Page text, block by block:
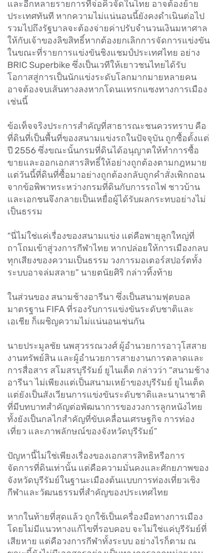
และอีกหลายรายการที่จ่อคิวจัดในไทย อาจต้องย้าย
ประเทศทันที หากความไม่แน่นอนนี้ยังคงดำเนินต่อไป
รวมไปถึงรัฐบาลจะต้องจ่ายค่าปรับจำนวนเงินมหาศาล
ให้กับเจ้าของลิขสิทธิ์หากต้องยกเลิกการจัดการแข่งขัน
ในขณะที่รายการแข่งขันชิงแชมป์ประเทศไทย อย่าง
BRIC Superbike ซึ่งเป็นเวทีให้เยาวชนไทยได้รับ
โอกาสสู่การเป็นนักแข่งระดับโลกมากมายหลายคน
อาจต้องจบเส้นทางลงหากโดนแทรกแซงทางการเมือง
เช่นนี้
ข้อเท็จจริงประการสำคัญที่สาธารณะชนควรทราบ คือ
ที่ดินที่เป็นพื้นที่ของสนามแข่งรถในปัจจุบัน ถูกซื้อตั้งแต่
ปี 2556 ซึ่งขณะนั้นกรมที่ดินได้อนุญาตให้ทำการซื้อ
ขายและออกเอกสารสิทธิ์ให้อย่างถูกต้องตามกฎหมาย
แต่วันนี้ที่ดินที่ซื้อมาอย่างถูกต้องกลับถูกคำสั่งเพิกถอน
จากข้อพิพาทระหว่างกรมที่ดินกับการรถไฟ ชาวบ้าน
และเอกชนจึงกลายเป็นเหยื่อผู้ได้รับผลกระทบอย่างไม่
เป็นธรรม
“นี่ไม่ใช่แค่เรื่องของสนามแข่ง แต่คือพายุลูกใหญ่ที่
ถาโถมเข้าสู่วงการกีฬาไทย หากปล่อยให้การเมืองกลบ
ทุกเสียงของความเป็นธรรม วงการมอเตอร์สปอร์ตทั้ง
ระบบอาจล่มสลาย” นายตนัยศิริ กล่าวทิ้งท้าย
ในส่วนของ สนามช้างอารีนา ซึ่งเป็นสนามฟุตบอล
มาตรฐาน FIFA ที่รองรับการแข่งขันระดับชาติและ
เอเชีย ก็เผชิญความไม่แน่นอนเช่นกัน
นายประมูลชัย นพสุวรรณวงศ์ ผู้อำนวยการอาวุโสสาย
งานทรัพย์สิน และผู้อำนวยการสายงานการตลาดและ
การสื่อสาร สโมสรบุรีรัมย์ ยูไนเต็ด กล่าวว่า “สนามช้าง
อารีนา ไม่เพียงแต่เป็นสนามเหย้าของบุรีรัมย์ ยูไนเต็ด
แต่ยังเป็นสังเวียนการแข่งขันระดับชาติและนานาชาติ
ที่มีบทบาทสำคัญต่อพัฒนาการของวงการลูกหนังไทย
ทั้งยังเป็นกลไกสำคัญที่ขับเคลื่อนเศรษฐกิจ การท่อง
เที่ยว และภาพลักษณ์ของจังหวัดบุรีรัมย์”
ปัญหานี้ไม่ใช่เพียงเรื่องของเอกสารสิทธิหรือการ
จัดการที่ดินเท่านั้น แต่คือความมั่นคงและศักยภาพของ
จังหวัดบุรีรัมย์ในฐานะเมืองต้นแบบการท่องเที่ยวเชิง
กีฬาและวัฒนธรรมที่สำคัญของประเทศไทย
หากในท้ายที่สุดแล้ว ถูกใช้เป็นเครื่องมือทางการเมือง
โดยไม่มีแนวทางแก้ไขที่รอบคอบ จะไม่ใช่แค่บุรีรัมย์ที่
เสียหาย แต่คือวงการกีฬาทั้งระบบ อย่างไรก็ตาม ณ